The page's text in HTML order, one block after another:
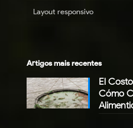
Layout responsivo
Artigos mais recentes
El
Cómo